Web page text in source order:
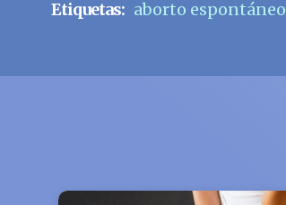
Etiquetas: aborto espontáneo